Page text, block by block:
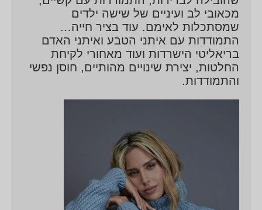
מכאובי לב ועיניים של שישה ילדים
שמסתכלות לאימם. עוד בציר חייה…
התמודדות עם איתני הטבע ואיתני האדם
בריאליטי הישרדות ועוד מאחורי לקיחת
החלטות, יצירת שינויים מהותיים, חוסן נפשי
והתמודדות.